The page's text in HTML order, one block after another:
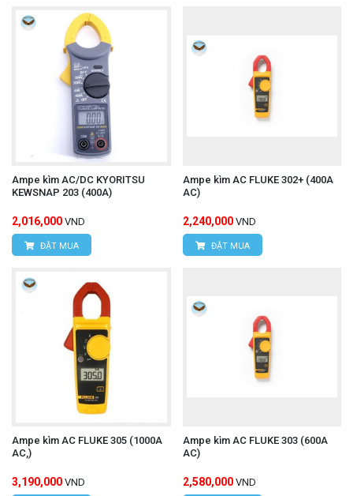
Ampe kìm AC/DC KYORITSU
KEWSNAP 203 (400A)
2,016,000 VND
ĐẶT MUA
Ampe kìm AC FLUKE 302+ (400A
AC)
2,240,000 VND
ĐẶT MUA
Ampe kìm AC FLUKE 305 (1000A
AC,)
3,190,000 VND
Ampe kìm AC FLUKE 303 (600A
AC)
2,580,000 VND